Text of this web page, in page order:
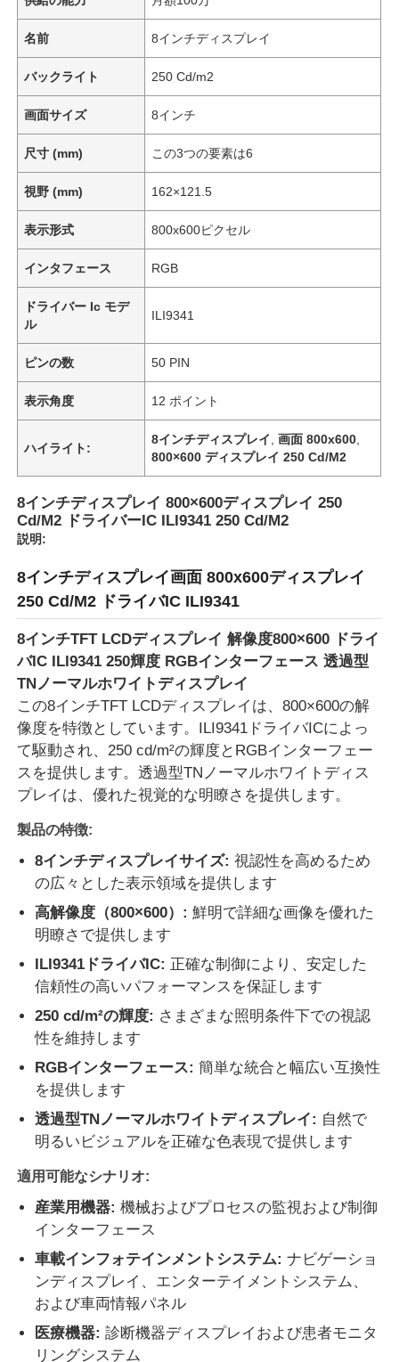
製品
動画
私たちについて
工場見学
品質管理
お問い合わせ
ニュース
事件
TFT LCDディスプレイ
名前 8インチディスプレイ
バックライト 250 Cd/m2
画面サイズ 8インチ
尺寸 (mm) この3つの要素は6
視野 (mm) 162×121.5
表示形式 800x600ピクセル
インタフェース RGB
ドライバー Ic モデ
ル
ILI9341
ピンの数 50 PIN
表示角度 12 ポイント
ハイライト:
8インチディスプレイ ,画面 800x600
800×600 ディスプレイ 250 Cd/M2
8インチディスプレイ 800×600ディスプレイ 250
Cd/M2 ドライバーIC ILI9341 250 Cd/M2
説明:
8インチディスプレイ画面 800x600ディスプレイ
250 Cd/M2 ドライバIC ILI9341
8インチTFT LCDディスプレイ 解像度800×600 ドライ
バIC ILI9341 250輝度 RGBインターフェース 透過型
TNノーマルホワイトディスプレイ
この8インチTFT LCDディスプレイは、800×600の解
像度を特徴としています。ILI9341ドライバICによっ
て駆動され、250 cd/m²の輝度とRGBインターフェー
スを提供します。透過型TNノーマルホワイトディス
プレイは、優れた視覚的な明瞭さを提供します。
製品の特徴:
8インチディスプレイサイズ: 視認性を高めるため
の広々とした表示領域を提供します
高解像度（800×600）: 鮮明で詳細な画像を優れた
明瞭さで提供します
ILI9341ドライバIC: 正確な制御により、安定した
信頼性の高いパフォーマンスを保証します
250 cd/m²の輝度: さまざまな照明条件下での視認
性を維持します
RGBインターフェース: 簡単な統合と幅広い互換性
を提供します
透過型TNノーマルホワイトディスプレイ: 自然で
明るいビジュアルを正確な色表現で提供します
適用可能なシナリオ:
産業用機器: 機械およびプロセスの監視および制御
インターフェース
車載インフォテインメントシステム: ナビゲーショ
ンディスプレイ、エンターテイメントシステム、
および車両情報パネル
医療機器: 診断機器ディスプレイおよび患者モニタ
リングシステム